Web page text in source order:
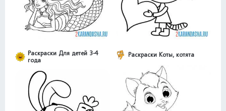
Раскраски Для детей 3-4
года
Раскраски Коты, котята